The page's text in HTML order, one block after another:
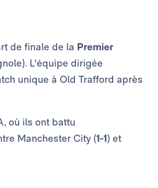
de finale de la Premier
L'équipe dirigée
unique à Old Trafford après
où ils ont battu
Manchester City (1-1) et